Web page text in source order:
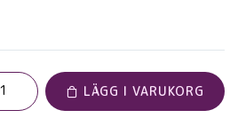
LÄGG I VARUKORG